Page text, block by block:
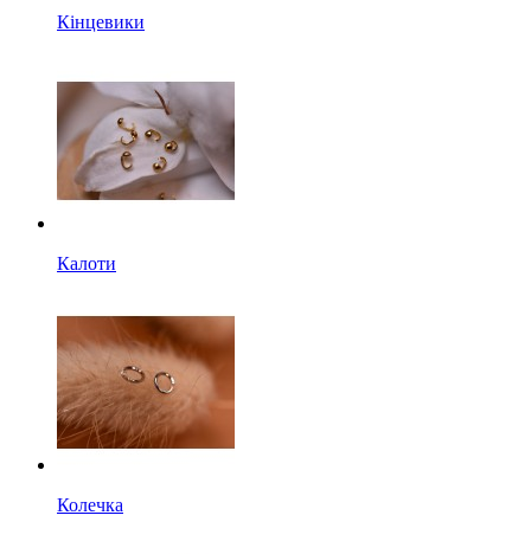
Кінцевики
Калоти
Колечка